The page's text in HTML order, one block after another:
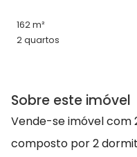
162 m²
2 quartos
Sobre este imóvel
Vende-se imóvel com
composto por 2